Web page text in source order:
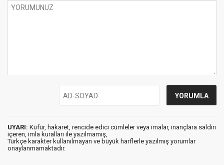
UYARI: Küfür, hakaret, rencide edici cümleler veya imalar, inançlara saldırı
içeren, imla kuralları ile yazılmamış,
Türkçe karakter kullanılmayan ve büyük harflerle yazılmış yorumlar
onaylanmamaktadır.